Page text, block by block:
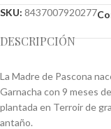
SKU: 8437007920277
DESCRIPCIÓN
La Madre de Pascona
Garnacha con 9 meses
plantada en Terroir de
antaño.